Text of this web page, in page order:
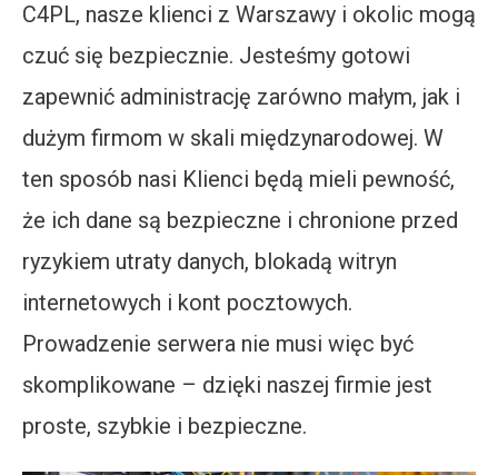
C4PL, nasze klienci z Warszawy i okolic mogą
czuć się bezpiecznie. Jesteśmy gotowi
zapewnić administrację zarówno małym, jak i
dużym firmom w skali międzynarodowej. W
ten sposób nasi Klienci będą mieli pewność,
że ich dane są bezpieczne i chronione przed
ryzykiem utraty danych, blokadą witryn
internetowych i kont pocztowych.
Prowadzenie serwera nie musi więc być
skomplikowane – dzięki naszej firmie jest
proste, szybkie i bezpieczne.